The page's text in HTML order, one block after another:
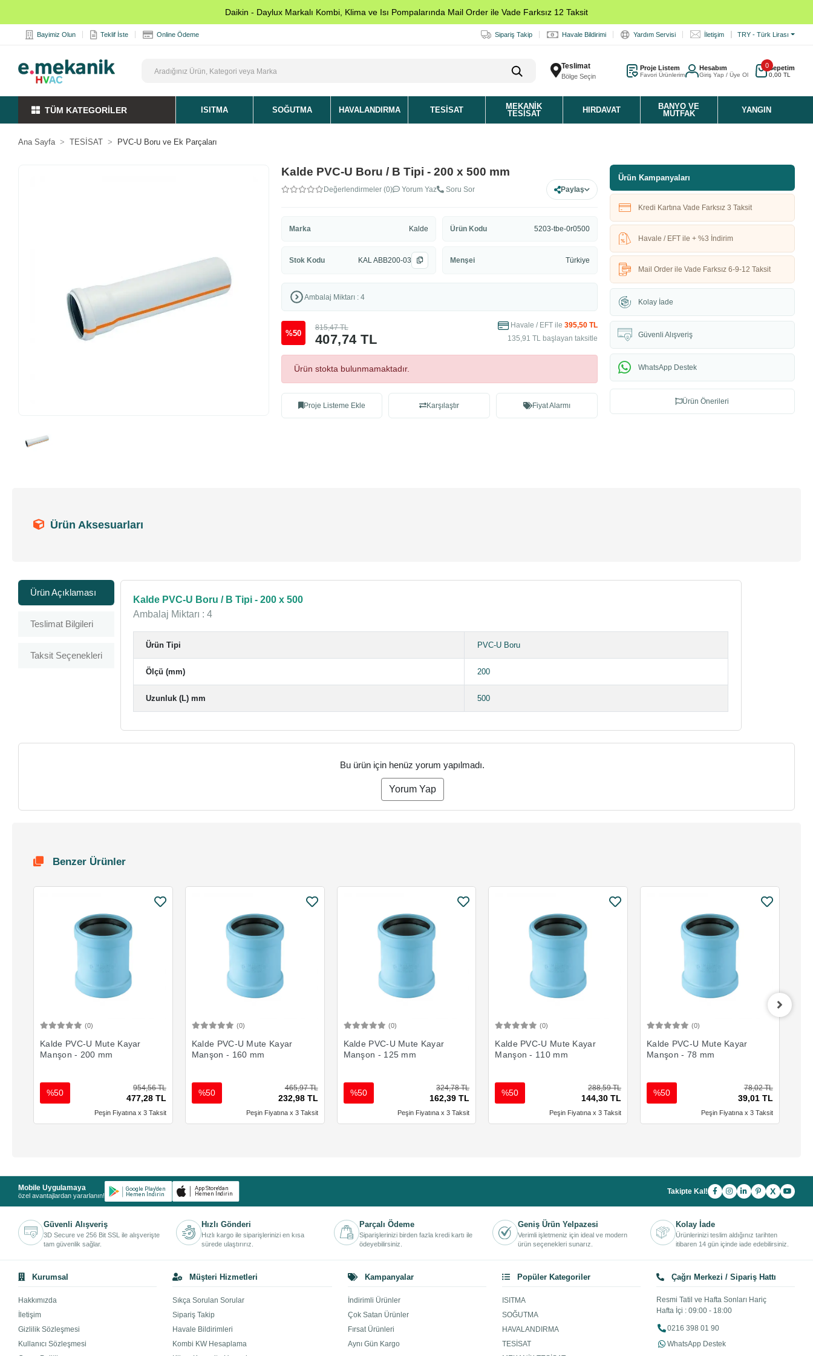
Daikin - Daylux Markalı Kombi, Klima ve Isı Pompalarında Mail Order ile Vade Farksız 12 Taksit
Bayimiz Olun Teklif İste Online Ödeme Sipariş Takip Havale Bildirimi Yardım Servisi İletişim TRY - Türk Lirası
Teslimat
Bölge Seçin
Proje Listem
Favori Ürünlerim
Hesabım
Giriş Yap / Üye Ol
0Sepetim
0,00 TL
TÜM KATEGORİLER ISITMA SOĞUTMA HAVALANDIRMA TESISAT
MEKANIK
TESISAT
HIRDAVAT
BANYO VE
MUTFAK
YANGIN
Ana Sayfa TESİSAT PVC-U Boru ve Ek Parçaları
Kalde PVC-U Boru / B Tipi - 200 x 500 mm
Değerlendirmeler (0) Yorum Yaz Soru Sor Paylaş
Marka Kalde Ürün Kodu 5203-tbe-0r0500
Stok Kodu KAL ABB200-03 Menşei Türkiye
Ambalaj Miktarı : 4
%50 407,74 TL
815,47 TL Havale / EFT ile 395,50 TL
135,91 TL başlayan taksitle
Ürün stokta bulunmamaktadır.
Proje Listeme Ekle Karşılaştır Fiyat Alarmı
Ürün Kampanyaları
Kredi Kartına Vade Farksız 3 Taksit
Havale / EFT ile + %3 İndirim
Mail Order ile Vade Farksız 6-9-12 Taksit
Kolay İade
Güvenli Alışveriş
WhatsApp Destek
Ürün Önerileri
Ürün Aksesuarları
Ürün Açıklaması
Teslimat Bilgileri
Taksit Seçenekleri
Kalde PVC-U Boru / B Tipi - 200 x 500
Ambalaj Miktarı : 4
Ürün Tipi PVC-U Boru
Ölçü (mm) 200
Uzunluk (L) mm 500
Bu ürün için henüz yorum yapılmadı.
Yorum Yap
Benzer Ürünler
(0)
Kalde PVC-U Mute Kayar
Manşon - 200 mm
954,56 TL
477,28 TL
%50
Peşin Fiyatına x 3 Taksit
(0)
Kalde PVC-U Mute Kayar
Manşon - 160 mm
465,97 TL
232,98 TL
%50
Peşin Fiyatına x 3 Taksit
(0)
Kalde PVC-U Mute Kayar
Manşon - 125 mm
324,78 TL
162,39 TL
%50
Peşin Fiyatına x 3 Taksit
(0)
Kalde PVC-U Mute Kayar
Manşon - 110 mm
288,59 TL
144,30 TL
%50
Peşin Fiyatına x 3 Taksit
(0)
Kalde PVC-U Mute Kayar
Manşon - 78 mm
78,02 TL
39,01 TL
%50
Peşin Fiyatına x 3 Taksit
Mobile Uygulamaya
özel avantajlardan yararlanın! Takipte Kal! X
Güvenli Alışveriş
3D Secure ve 256 Bit SSL ile alışverişte
tam güvenlik sağlar.
Hızlı Gönderi
Hızlı kargo ile siparişlerinizi en kısa
sürede ulaştırırız.
Parçalı Ödeme
Siparişlerinizi birden fazla kredi kartı ile
ödeyebilirsiniz.
Geniş Ürün Yelpazesi
Verimli işletmeniz için ideal ve modern
ürün seçenekleri sunarız.
Kolay İade
Ürünlerinizi teslim aldığınız tarihten
itibaren 14 gün içinde iade edebilirsiniz.
Kurumsal
Hakkımızda
İletişim
Gizlilik Sözleşmesi
Kullanıcı Sözleşmesi
Müşteri Hizmetleri
Sıkça Sorulan Sorular
Sipariş Takip
Havale Bildirimleri
Kombi KW Hesaplama
Kampanyalar
İndirimli Ürünler
Çok Satan Ürünler
Fırsat Ürünleri
Aynı Gün Kargo
Popüler Kategoriler
ISITMA
SOĞUTMA
HAVALANDIRMA
TESİSAT
Çağrı Merkezi / Sipariş Hattı
Resmi Tatil ve Hafta Sonları Hariç
Hafta İçi : 09:00 - 18:00
0216 398 01 90
WhatsApp Destek